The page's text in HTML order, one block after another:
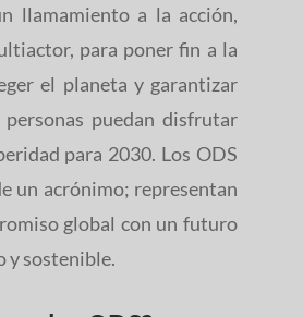
llamamiento a la acción,
para poner fin a la
el planeta y garantizar
puedan disfrutar
para 2030. Los ODS
un acrónimo; representan
global con un futuro
y sostenible.